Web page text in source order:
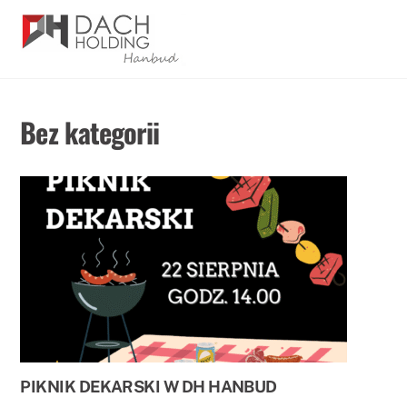
Skip
Bez kategorii
PIKNIK DEKARSKI W DH HANBUD